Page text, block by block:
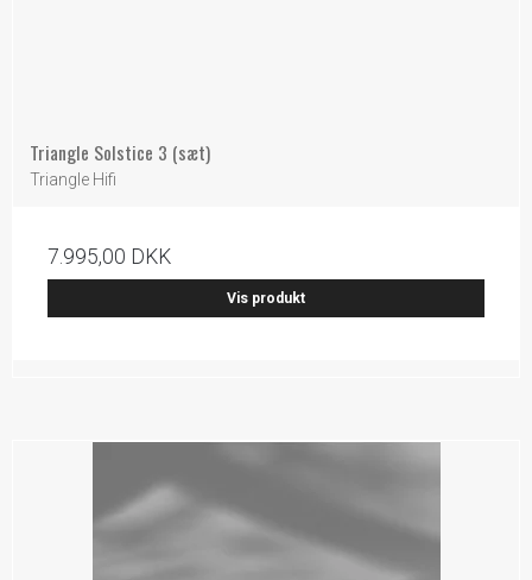
Triangle Solstice 3 (sæt)
Triangle Hifi
7.995,00 DKK
Vis produkt